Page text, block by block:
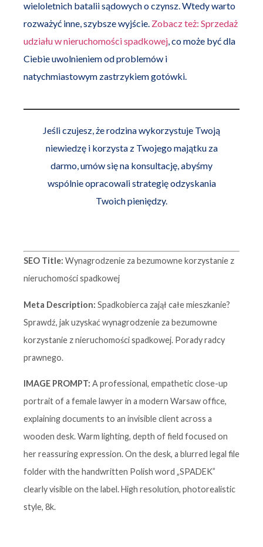
wieloletnich batalii sądowych o czynsz. Wtedy warto
rozważyć inne, szybsze wyjście. Zobacz też: Sprzedaż
udziału w nieruchomości spadkowej, co może być dla
Ciebie uwolnieniem od problemów i
natychmiastowym zastrzykiem gotówki.
Jeśli czujesz, że rodzina wykorzystuje Twoją
niewiedzę i korzysta z Twojego majątku za
darmo, umów się na konsultację, abyśmy
wspólnie opracowali strategię odzyskania
Twoich pieniędzy.
SEO Title: Wynagrodzenie za bezumowne korzystanie z
nieruchomości spadkowej
Meta Description: Spadkobierca zajął całe mieszkanie?
Sprawdź, jak uzyskać wynagrodzenie za bezumowne
korzystanie z nieruchomości spadkowej. Porady radcy
prawnego.
IMAGE PROMPT: A professional, empathetic close-up
portrait of a female lawyer in a modern Warsaw office,
explaining documents to an invisible client across a
wooden desk. Warm lighting, depth of field focused on
her reassuring expression. On the desk, a blurred legal file
folder with the handwritten Polish word „SPADEK”
clearly visible on the label. High resolution, photorealistic
style, 8k.